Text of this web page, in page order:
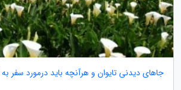
جاهای دیدنی تایوان و هرآنچه باید درمورد سفر به